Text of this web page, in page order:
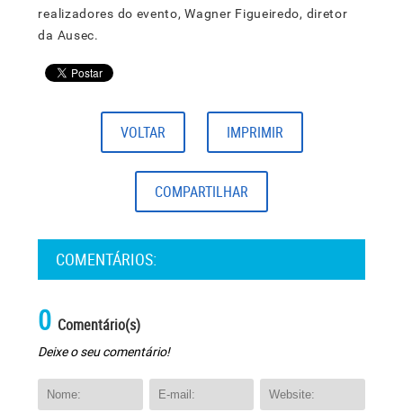
realizadores do evento, Wagner Figueiredo, diretor
da Ausec.
VOLTAR IMPRIMIR
COMPARTILHAR
COMENTÁRIOS:
0 Comentário(s)
Deixe o seu comentário!